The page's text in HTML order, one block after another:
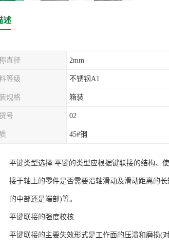
述
直径 2mm
等级 不锈钢A1
规格 箱装
号 02
45#钢
平键类型选择:平键的类型应根据键联接的结构、
接于轴上的零件是否需要沿轴滑动及滑动距离的
的中部还是端部)等。
平键联接的强度校核:
平键联接的主要失效形式是工作面的压溃和磨损(